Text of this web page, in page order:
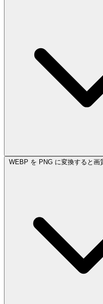
WEBP を PNG に変換すると画